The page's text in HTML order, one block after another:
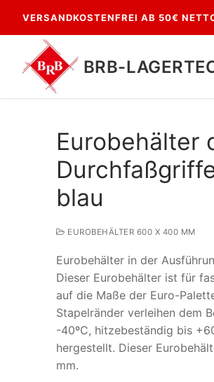
Inhalt
springen
VERSANDKOSTENFREI AB 50€
BRB-
Eurobehälter
blau
EUROBEHÄLTER 600 X 400 MM
Eurobehälter in der
Dieser Eurobehälter ist für
auf die Maße der Euro-
Stapelränder verleihen dem
-40ºC, hitzebeständig bis
hergestellt. Dieser
mm.